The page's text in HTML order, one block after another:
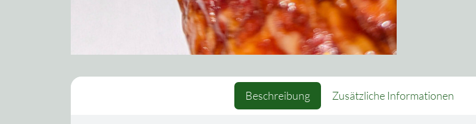
Beschreibung Zusätzliche Informationen